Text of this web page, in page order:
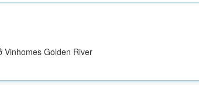
Vinhomes Golden River